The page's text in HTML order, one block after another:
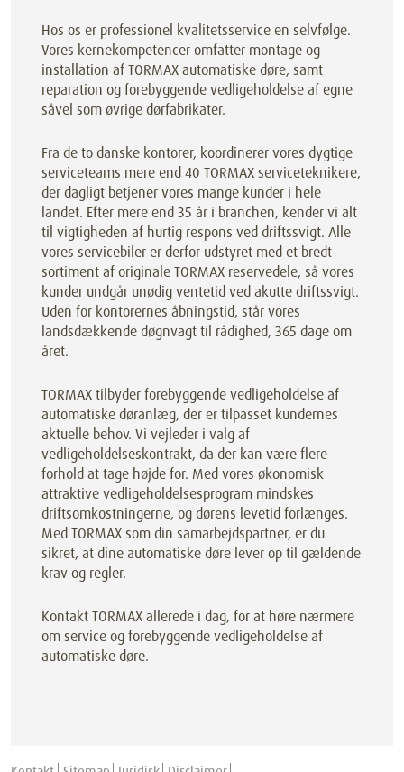
Hos os er professionel kvalitetsservice en selvfølge.
Vores kernekompetencer omfatter montage og
installation af TORMAX automatiske døre, samt
reparation og forebyggende vedligeholdelse af egne
såvel som øvrige dørfabrikater.
Fra de to danske kontorer, koordinerer vores dygtige
serviceteams mere end 40 TORMAX serviceteknikere,
der dagligt betjener vores mange kunder i hele
landet. Efter mere end 35 år i branchen, kender vi alt
til vigtigheden af hurtig respons ved driftssvigt. Alle
vores servicebiler er derfor udstyret med et bredt
sortiment af originale TORMAX reservedele, så vores
kunder undgår unødig ventetid ved akutte driftssvigt.
Uden for kontorernes åbningstid, står vores
landsdækkende døgnvagt til rådighed, 365 dage om
året.
TORMAX tilbyder forebyggende vedligeholdelse af
automatiske døranlæg, der er tilpasset kundernes
aktuelle behov. Vi vejleder i valg af
vedligeholdelseskontrakt, da der kan være flere
forhold at tage højde for. Med vores økonomisk
attraktive vedligeholdelsesprogram mindskes
driftsomkostningerne, og dørens levetid forlænges.
Med TORMAX som din samarbejdspartner, er du
sikret, at dine automatiske døre lever op til gældende
krav og regler.
Kontakt TORMAX allerede i dag, for at høre nærmere
om service og forebyggende vedligeholdelse af
automatiske døre.